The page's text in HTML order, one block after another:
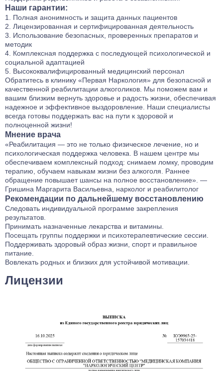
Наши гарантии:
Полная анонимность и защита данных пациентов
Лицензированная и сертифицированная деятельность
Использование безопасных, проверенных препаратов и
методик
Комплексная поддержка с последующей психологической и
социальной адаптацией
Высококвалифицированный медицинский персонал
Обратитесь в клинику «Первая Наркология» для безопасной и
качественной реабилитации алкоголиков. Мы поможем вам и
вашим близким вернуть здоровье и радость жизни, обеспечивая
надежное и эффективное выздоровление. Наши специалисты
всегда готовы поддержать вас на пути к здоровой и
полноценной жизни!
Мнение врача
«Реабилитация — это не только физическое лечение, но и
психологическая поддержка человека. В нашем центре мы
обеспечиваем комплексный подход: снимаем ломку, проводим
терапию, обучаем навыкам жизни без алкоголя. Раннее
обращение повышает шансы на полное восстановление». —
Гришина Маргарита Васильевна, нарколог и реабилитолог
Рекомендации по дальнейшему восстановлению
Следовать индивидуальной программе закрепления
результатов.
Принимать назначенные лекарства и витамины.
Посещать группы поддержки и психотерапевтические сессии.
Поддерживать здоровый образ жизни, спорт и правильное
питание.
Вовлекать родных и близких для устойчивой мотивации.
Лицензии